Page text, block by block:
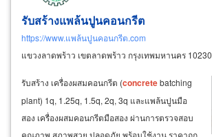
รับสร้างแพล้นปูนคอนกรีต
https://www.แพล้นปูนคอนกรีต.com
แขวงลาดพร้าว เขตลาดพร้าว กรุงเทพมหานคร 10230
รับสร้าง เครื่องผสมคอนกรีต (concretebatching
plant) 1q, 1.25q, 1.5q, 2q, 3q และแพล้นปูนมือ
สอง เครื่องผสมคอนกรีตมือสอง ผ่านการตรวจสอบ
คุณภาพ สภาพสวย ปลอดภัย พร้อมใช้งาน ราคาถูก